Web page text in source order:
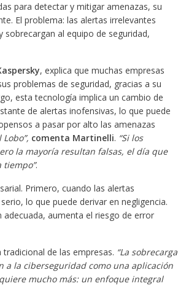
para detectar y mitigar amenazas, su
El problema: las alertas irrelevantes
al equipo de seguridad,
, explica que muchas empresas
problemas de seguridad, gracias a su
esta tecnología implica un cambio de
de alertas inofensivas, lo que puede
a pasar por alto las amenazas
comenta Martinelli. “Si los
la mayoría resultan falsas, el día que
tiempo”.
Primero, cuando las alertas
lo que puede derivar en negligencia.
aumenta el riesgo de error
de las empresas. “La sobrecarga
a la ciberseguridad como una aplicación
mucho más: un enfoque integral